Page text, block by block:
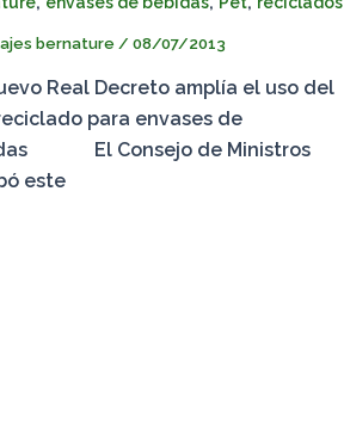
bernature / 08/07/2013
Real Decreto amplía el uso del
para envases de
El Consejo de Ministros
este